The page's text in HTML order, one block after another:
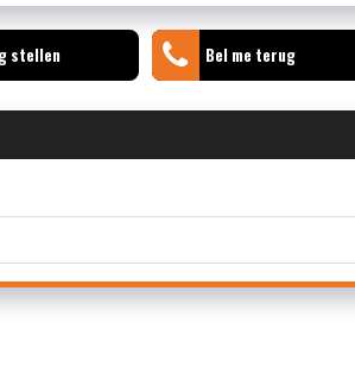
stellen Bel me terug